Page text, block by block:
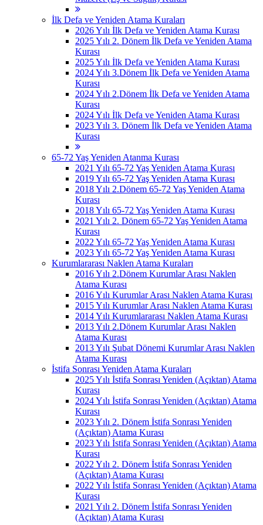
İlk Defa ve Yeniden Atama Kuraları
2026 Yılı İlk Defa ve Yeniden Atama Kurası
2025 Yılı 2. Dönem İlk Defa ve Yeniden Atama
Kurası
2025 Yılı İlk Defa ve Yeniden Atama Kurası
2024 Yılı 3.Dönem İlk Defa ve Yeniden Atama
Kurası
2024 Yılı 2.Dönem İlk Defa ve Yeniden Atama
Kurası
2024 Yılı İlk Defa ve Yeniden Atama Kurası
2023 Yılı 3. Dönem İlk Defa ve Yeniden Atama
Kurası
65-72 Yaş Yeniden Atanma Kurası
2021 Yılı 65-72 Yaş Yeniden Atama Kurası
2019 Yılı 65-72 Yaş Yeniden Atama Kurası
2018 Yılı 2.Dönem 65-72 Yaş Yeniden Atama
Kurası
2018 Yılı 65-72 Yaş Yeniden Atama Kurası
2021 Yılı 2. Dönem 65-72 Yaş Yeniden Atama
Kurası
2022 Yılı 65-72 Yaş Yeniden Atama Kurası
2023 Yılı 65-72 Yaş Yeniden Atama Kurası
Kurumlararası Naklen Atama Kuraları
2016 Yılı 2.Dönem Kurumlar Arası Naklen
Atama Kurası
2016 Yılı Kurumlar Arası Naklen Atama Kurası
2015 Yılı Kurumlar Arası Naklen Atama Kurası
2014 Yılı Kurumlararası Naklen Atama Kurası
2013 Yılı 2.Dönem Kurumlar Arası Naklen
Atama Kurası
2013 Yılı Şubat Dönemi Kurumlar Arası Naklen
Atama Kurası
İstifa Sonrası Yeniden Atama Kuraları
2025 Yılı İstifa Sonrası Yeniden (Açıktan) Atama
Kurası
2024 Yılı İstifa Sonrası Yeniden (Açıktan) Atama
Kurası
2023 Yılı 2. Dönem İstifa Sonrası Yeniden
(Açıktan) Atama Kurası
2023 Yılı İstifa Sonrası Yeniden (Açıktan) Atama
Kurası
2022 Yılı 2. Dönem İstifa Sonrası Yeniden
(Açıktan) Atama Kurası
2022 Yılı İstifa Sonrası Yeniden (Açıktan) Atama
Kurası
2021 Yılı 2. Dönem İstifa Sonrası Yeniden
(Açıktan) Atama Kurası